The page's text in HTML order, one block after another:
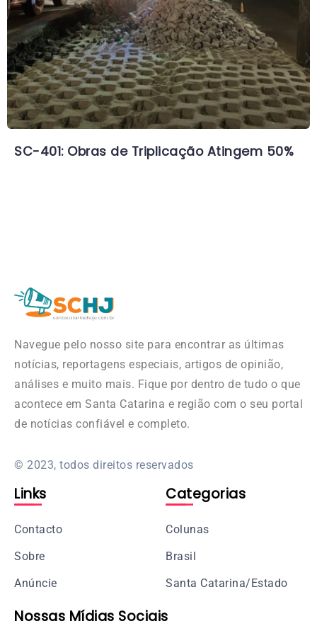
SC-401: Obras de Triplicação Atingem 50%
Navegue pelo nosso site para encontrar as últimas
notícias, reportagens especiais, artigos de opinião,
análises e muito mais. Fique por dentro de tudo o que
acontece em Santa Catarina e região com o seu portal
de notícias confiável e completo.
© 2023, todos direitos reservados
Links
Contacto
Sobre
Anúncie
Categorias
Colunas
Brasil
Santa Catarina/Estado
Nossas Mídias Sociais